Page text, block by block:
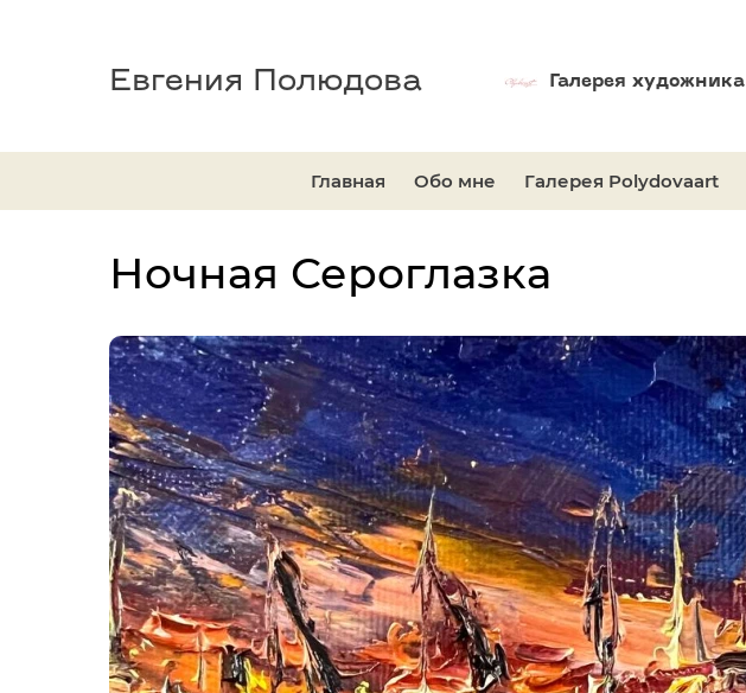
Евгения Полюдова Галерея художника
Главная Обо мне Галерея Polydovaart
Ночная Сероглазка